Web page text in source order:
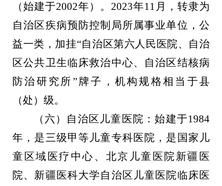
（始建于2002年）。 2023年11 月，转隶为
自治区疾病预防控制局所属事业单位，公
益一类，加挂“自治区第六人民医院、自治
区公共卫生临床救治中心、自治区结核病
防治研究所 ”牌子，机构规格相当于县
（处）级。
（ 六） 自治区儿童医院 ：始建于1984
年，是三级甲等儿童专科医院，是国家儿
童区域医疗中心、北京儿童医院新疆医
院、新疆医科大学自治区儿童医院临床医